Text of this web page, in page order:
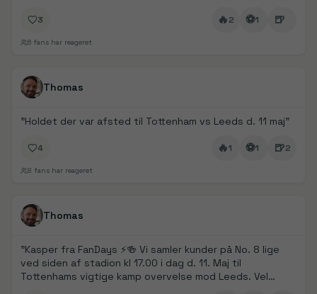
3 🔥2 ⚽1 🍺
6 fans har reageret
FanDays bidrag
Thomas
"Holdet der var afsted til Tottenham vs Leeds d. 11 maj"
4 🔥1 ⚽1 🍺2
8 fans har reageret
FanDays bidrag
Thomas
"Kasper fra FanDays ⚡️🍻 Vi samler kunder på No. 8 lige
ved siden af stadion kl 17.00 i dag d. 11. Maj til
Tottenhams vigtige kamp overvelse mod Leeds. Vel